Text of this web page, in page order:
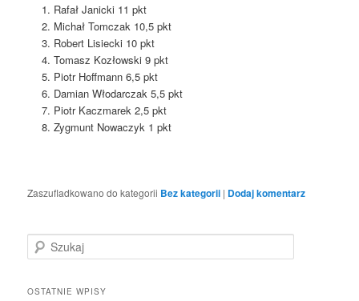
Rafał Janicki 11 pkt
Michał Tomczak 10,5 pkt
Robert Lisiecki 10 pkt
Tomasz Kozłowski 9 pkt
Piotr Hoffmann 6,5 pkt
Damian Włodarczak 5,5 pkt
Piotr Kaczmarek 2,5 pkt
Zygmunt Nowaczyk 1 pkt
Zaszufladkowano do kategorii Bez kategorii | Dodaj komentarz
z
k
OSTATNIE WPISY